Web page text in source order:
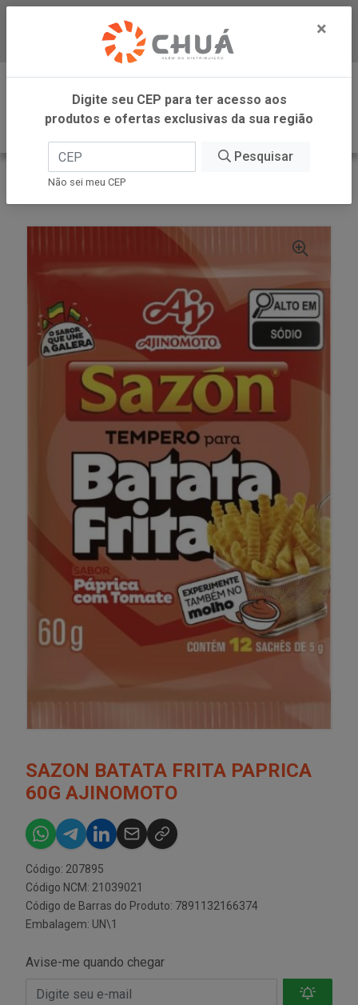
Baixe já nosso APP
0
INÍCIO
AJINOMOTO
SAZON BATATA FRITA PAPRICA
60G AJINOMOTO
Código: 207895
Código NCM: 21039021
Código de Barras do Produto: 7891132166374
Embalagem: UN\1
Avise-me quando chegar
×
Digite seu CEP para ter acesso aos
produtos e ofertas exclusivas da sua região
Pesquisar
Não sei meu CEP